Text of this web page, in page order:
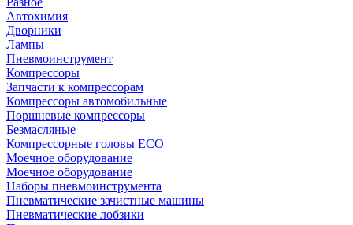
Автохимия
Дворники
Лампы
Пневмоинструмент
Компрессоры
Запчасти к компрессорам
Компрессоры автомобильные
Поршневые компрессоры
Безмасляные
Компрессорные головы ECO
Моечное оборудование
Моечное оборудование
Наборы пневмоинструмента
Пневматические зачистные машины
Пневматические лобзики